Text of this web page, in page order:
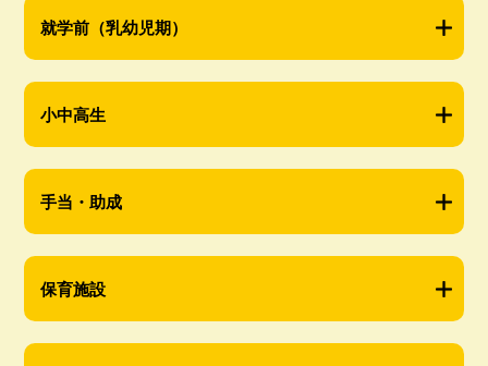
就学前（乳幼児期）
小中高生
手当・助成
保育施設